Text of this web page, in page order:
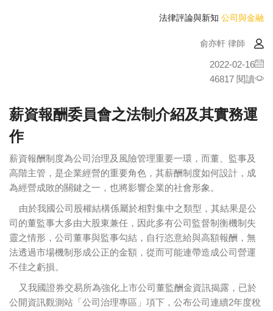
法律評論與新知 公司與金融
俞亦軒 律師
2022-02-16
46817 閱讀
薪資報酬委員會之法制介紹及其實務運
作
薪資報酬制度為公司治理及風險管理重要一環，而董、監事及
高階主管，是企業經營的重要角色，其薪酬制度如何設計，成
為經營成敗的關鍵之一，也將影響企業的社會形象。
由於我國公司股權結構係屬於相對集中之類型，其結果是公
司的董監事大多由大股東兼任，因此多有公司監督制衡機制失
靈之情形，公司董事與監事勾結，自行恣意給與高額報酬，無
法透過市場機制形成公正的金額，從而可能連帶造成公司營運
不佳之虧損。
又我國證券交易所為強化上市公司董監酬金資訊揭露，已於
公開資訊觀測站「公司治理專區」項下，公布公司連續2年度稅